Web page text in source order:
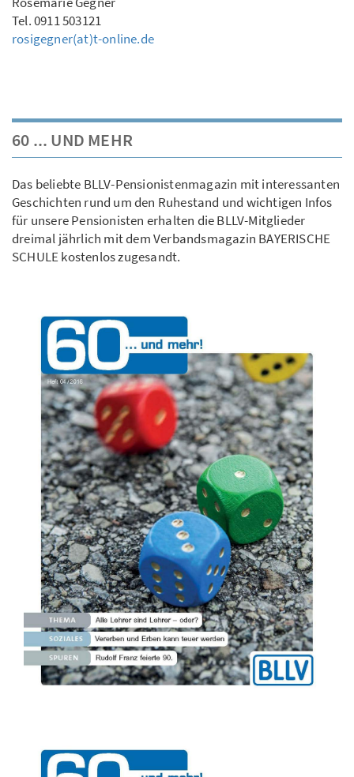
Tel. 0911 503121
rosigegner(at)t-online.de
60 ... UND MEHR
Das beliebte BLLV-Pensionistenmagazin mit interessanten
Geschichten rund um den Ruhestand und wichtigen Infos
für unsere Pensionisten erhalten die BLLV-Mitglieder
dreimal jährlich mit dem Verbandsmagazin BAYERISCHE
SCHULE kostenlos zugesandt.